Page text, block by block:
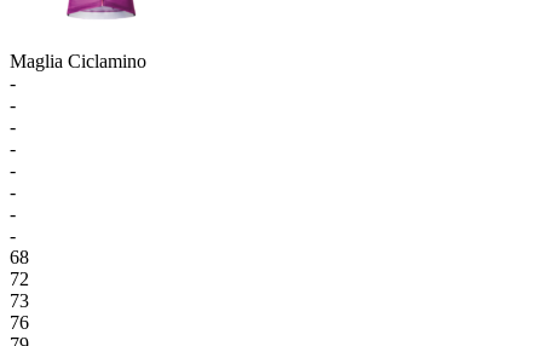
Maglia Ciclamino
-
-
-
-
-
-
-
-
68
72
73
76